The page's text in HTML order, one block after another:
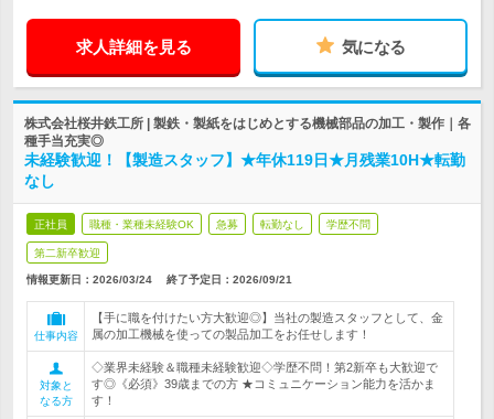
求人詳細を見る 気になる
株式会社桜井鉄工所 | 製鉄・製紙をはじめとする機械部品の加工・製作｜各
種手当充実◎
未経験歓迎！【製造スタッフ】★年休119日★月残業10H★転勤
なし
正社員 職種・業種未経験OK 急募 転勤なし 学歴不問
第二新卒歓迎
情報更新日：2026/03/24 終了予定日： 2026/09/21
仕事内容
【手に職を付けたい方大歓迎◎】当社の製造スタッフとして、金
属の加工機械を使っての製品加工をお任せします！
対象と
なる方
◇業界未経験＆職種未経験歓迎◇学歴不問！第2新卒も大歓迎で
す◎《必須》39歳までの方 ★コミュニケーション能力を活かま
す！